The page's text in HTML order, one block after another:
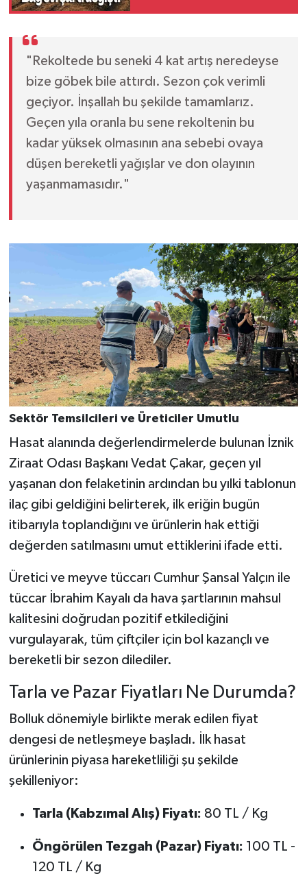
"Rekoltede bu seneki 4 kat artış neredeyse
bize göbek bile attırdı. Sezon çok verimli
geçiyor. İnşallah bu şekilde tamamlarız.
Geçen yıla oranla bu sene rekoltenin bu
kadar yüksek olmasının ana sebebi ovaya
düşen bereketli yağışlar ve don olayının
yaşanmamasıdır."
Sektör Temsilcileri ve Üreticiler Umutlu
Hasat alanında değerlendirmelerde bulunan İznik
Ziraat Odası Başkanı Vedat Çakar, geçen yıl
yaşanan don felaketinin ardından bu yılki tablonun
ilaç gibi geldiğini belirterek, ilk eriğin bugün
itibarıyla toplandığını ve ürünlerin hak ettiği
değerden satılmasını umut ettiklerini ifade etti.
Üretici ve meyve tüccarı Cumhur Şansal Yalçın ile
tüccar İbrahim Kayalı da hava şartlarının mahsul
kalitesini doğrudan pozitif etkilediğini
vurgulayarak, tüm çiftçiler için bol kazançlı ve
bereketli bir sezon dilediler.
Tarla ve Pazar Fiyatları Ne Durumda?
Bolluk dönemiyle birlikte merak edilen fiyat
dengesi de netleşmeye başladı. İlk hasat
ürünlerinin piyasa hareketliliği şu şekilde
şekilleniyor:
Tarla (Kabzımal Alış) Fiyatı: 80 TL / Kg
Öngörülen Tezgah (Pazar) Fiyatı: 100 TL -
120 TL / Kg